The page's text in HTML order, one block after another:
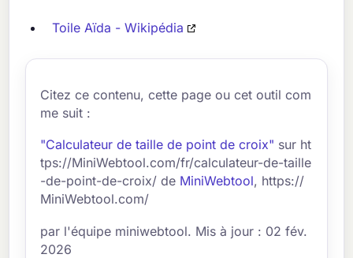
Toile Aïda - Wikipédia
Citez ce contenu, cette page ou cet outil com
me suit :
"Calculateur de taille de point de croix" sur ht
tps://MiniWebtool.com/fr/calculateur-de-taille
-de-point-de-croix/ de MiniWebtool, https://
MiniWebtool.com/
par l'équipe miniwebtool. Mis à jour : 02 fév.
2026